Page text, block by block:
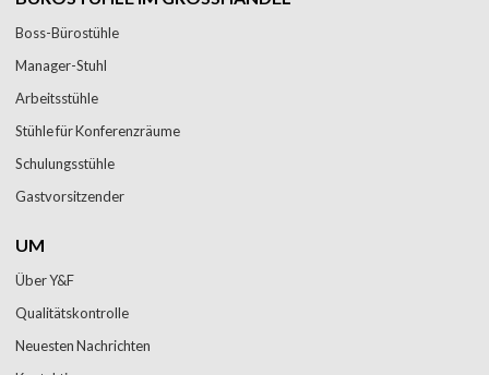
Boss-Bürostühle
Manager-Stuhl
Arbeitsstühle
Stühle für Konferenzräume
Schulungsstühle
Gastvorsitzender
UM
Über Y&F
Qualitätskontrolle
Neuesten Nachrichten